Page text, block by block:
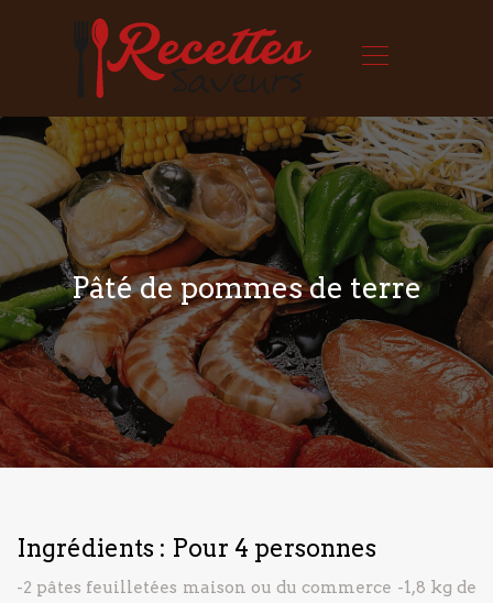
Pâté de pommes de terre
Ingrédients : Pour 4 personnes
-2 pâtes feuilletées maison ou du commerce -1,8 kg de